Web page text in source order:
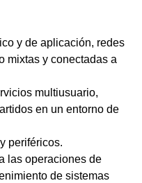
y de aplicación, redes
mixtas y conectadas a
multiusuario,
en un entorno de
periféricos.
las operaciones de
de sistemas